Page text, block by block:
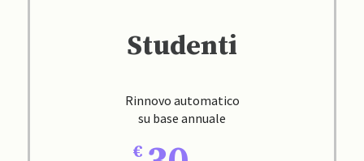
Studenti
Rinnovo automatico
su base annuale